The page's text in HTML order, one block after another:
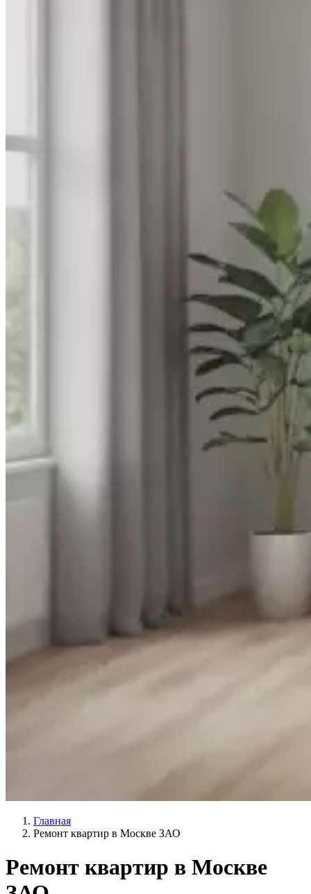
Главная
Ремонт квартир в Москве ЗАО
Ремонт квартир в Москве